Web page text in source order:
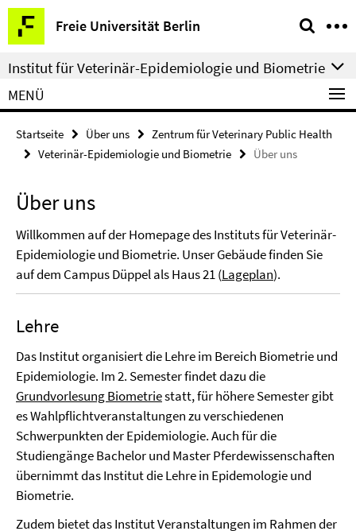
Springe
direkt
zu
Inhalt
Freie Universität Berlin
Service-
Navigation
Institut für Veterinär-Epidemiologie und Biometrie
MENÜ
Startseite Über uns
Zentrum für Veterinary Public Health
Veterinär-Epidemiologie und Biometrie
Über uns
Über uns
Willkommen auf der Homepage des Instituts für Veterinär-
Epidemiologie und Biometrie. Unser Gebäude finden Sie
auf dem Campus Düppel als Haus 21 (Lageplan).
Lehre
Das Institut organisiert die Lehre im Bereich Biometrie und
Epidemiologie. Im 2. Semester findet dazu die
Grundvorlesung Biometriestatt, für höhere Semester gibt
es Wahlpflichtveranstaltungen zu verschiedenen
Schwerpunkten der Epidemiologie. Auch für die
Studiengänge Bachelor und Master Pferdewissenschaften
übernimmt das Institut die Lehre in Epidemologie und
Biometrie.
Zudem bietet das Institut Veranstaltungen im Rahmen der